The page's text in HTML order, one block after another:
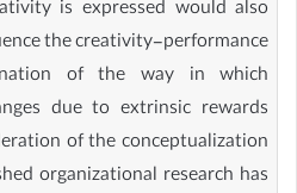
is expressed would also
the creativity-performance
of the way in which
due to extrinsic rewards
of the conceptualization
organizational research has